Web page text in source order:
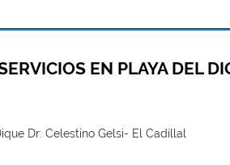
EN PLAYA DEL
Dr: Celestino Gelsi- El Cadillal